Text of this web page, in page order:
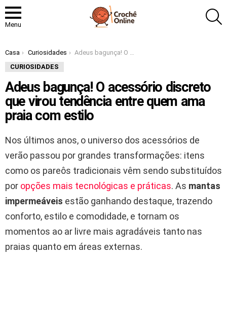
Menu
Você está aqui:
Casa Curiosidades
Adeus bagunça! O acessório discreto que virou tendência entre quem ama praia com estilo
CURIOSIDADES
Adeus bagunça! O acessório discreto
que virou tendência entre quem ama
praia com estilo
Nos últimos anos, o universo dos acessórios de
verão passou por grandes transformações: itens
como os pareôs tradicionais vêm sendo substituídos
por opções mais tecnológicas e práticas. As mantas
impermeáveis estão ganhando destaque, trazendo
conforto, estilo e comodidade, e tornam os
momentos ao ar livre mais agradáveis tanto nas
praias quanto em áreas externas.